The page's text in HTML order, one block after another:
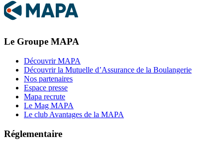
Le Groupe MAPA
Découvrir MAPA
Découvrir la Mutuelle d’Assurance de la Boulangerie
Nos partenaires
Espace presse
Mapa recrute
Le Mag MAPA
Le club Avantages de la MAPA
Réglementaire